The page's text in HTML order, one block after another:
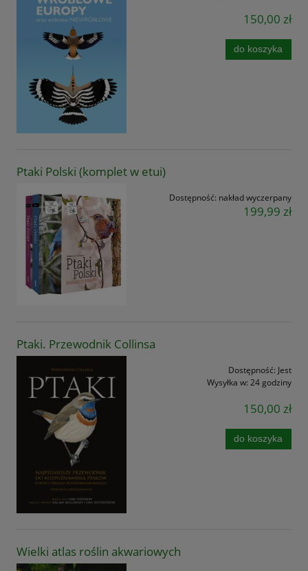
150,00 zł
do koszyka
Ptaki Polski (komplet w etui)
Dostępność: nakład wyczerpany
199,99 zł
Ptaki. Przewodnik Collinsa
Dostępność: Jest
Wysyłka w: 24 godziny
150,00 zł
do koszyka
Wielki atlas roślin akwariowych